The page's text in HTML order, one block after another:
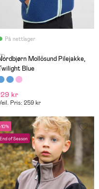
På nettlager
Mollösund Pilejakke,
Blue
kr
Pris: 259 kr
-10%
End of Season